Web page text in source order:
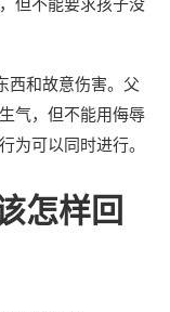
但不能要求孩子没
西和故意伤害。父
气，但不能用侮辱
为可以同时进行。
怎样回